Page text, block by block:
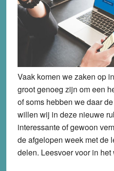
Vaak komen we zaken op
groot genoeg zijn om een
of soms hebben we daar
willen wij in deze nieuwe
interessante of gewoon
de afgelopen week met de
delen. Leesvoer voor in het